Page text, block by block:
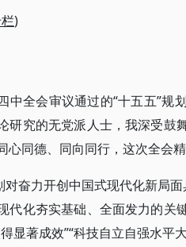
)
中全会审议通过的“十五五”规
研究的无党派人士，我深受鼓
心同德、同向同行，这次全会
对奋力开创中国式现代化新局
代化夯实基础、全面发力的关
显著成效”“科技自立自强水